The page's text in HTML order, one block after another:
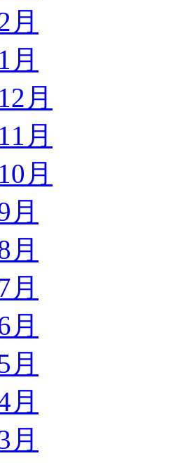
月
月
月
月
月
月
月
月
月
月
月
月